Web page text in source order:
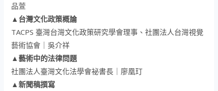
品萱
▲台灣文化政策概論
TACPS 臺灣台灣文化政策研究學會理事、社團法人台灣視覺
藝術協會｜吳介祥
▲藝術中的法律問題
社團法人臺灣文化法學會祕書長｜廖凰玎
▲新聞稿撰寫